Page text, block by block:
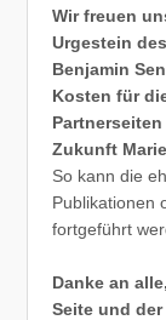
Wir freuen
Urgestein
Benjamin
Kosten für
Zukunft
So kann die
Publikationen
fortgeführt
Danke an
Seite und